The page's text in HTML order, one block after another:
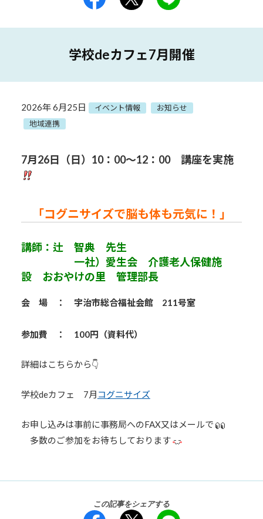
学校deカフェ7月開催
2026年 6月25日 イベント情報
お知らせ
地域連携
7月26日（日）10：00～12：00 講座を実施
「コグニサイズで脳も体も元気に！」
講師：辻 智典 先生
一社）愛生会 介護老人保健施
設 おおやけの里 管理部長
会 場 ： 宇治市総合福祉会館 211号室
参加費 ： 100円（資料代）
詳細はこちらから👇
学校deカフェ 7月 コグニサイズ
お申し込みは事前に事務局へのFAX又はメールで
多数のご参加をお待ちしております
この記事をシェアする